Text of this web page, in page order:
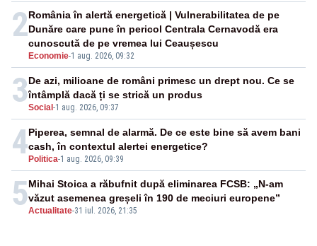
2
Economie-1 aug. 2026, 09:32
România în alertă energetică | Vulnerabilitatea de pe
Dunăre care pune în pericol Centrala Cernavodă era
cunoscută de pe vremea lui Ceaușescu
3Social -1 aug. 2026, 09:37
De azi, milioane de români primesc un drept nou. Ce se
întâmplă dacă ți se strică un produs
4 Politica-1 aug. 2026, 09:39
Piperea, semnal de alarmă. De ce este bine să avem bani
cash, în contextul alertei energetice?
5Actualitate-31 iul. 2026, 21:35
Mihai Stoica a răbufnit după eliminarea FCSB: „N-am
văzut asemenea greșeli în 190 de meciuri europene”